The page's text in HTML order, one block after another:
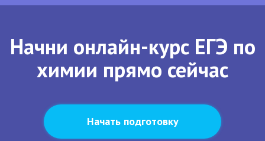
Начни онлайн-курс ЕГЭ по
химии прямо сейчас
Начать подготовку